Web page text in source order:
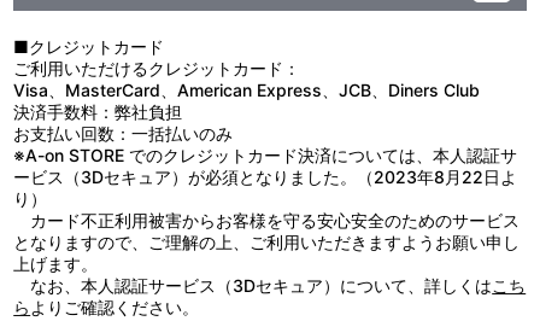
未満のお子様には絶対に与えないでください。
●先端がとがっている箇所がありますので、注意してください。
■クレジットカード
ご利用いただけるクレジットカード：
Visa、MasterCard、American Express、JCB、Diners Club
決済手数料：弊社負担
お支払い回数：一括払いのみ
※A-on STORE でのクレジットカード決済については、本人認証サ
ービス（3Dセキュア）が必須となりました。（2023年8月22日よ
り）
カード不正利用被害からお客様を守る安心安全のためのサービス
となりますので、ご理解の上、ご利用いただきますようお願い申し
上げます。
なお、本人認証サービス（3Dセキュア）について、詳しくはこち
ら よりご確認ください。